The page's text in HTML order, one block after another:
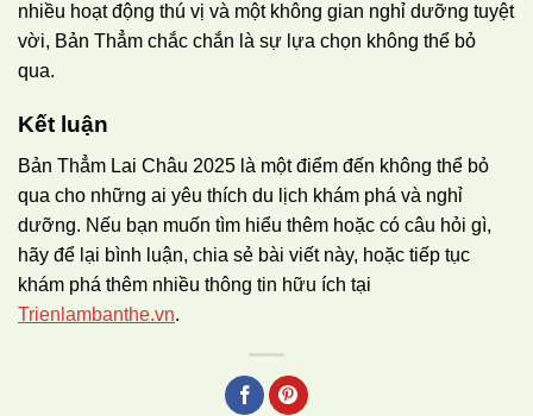
nhiều hoạt động thú vị và một không gian nghỉ dưỡng tuyệt
vời, Bản Thẳm chắc chắn là sự lựa chọn không thể bỏ
qua.
Kết luận
Bản Thẳm Lai Châu 2025 là một điểm đến không thể bỏ
qua cho những ai yêu thích du lịch khám phá và nghỉ
dưỡng. Nếu bạn muốn tìm hiểu thêm hoặc có câu hỏi gì,
hãy để lại bình luận, chia sẻ bài viết này, hoặc tiếp tục
khám phá thêm nhiều thông tin hữu ích tại
Trienlambanthe.vn.